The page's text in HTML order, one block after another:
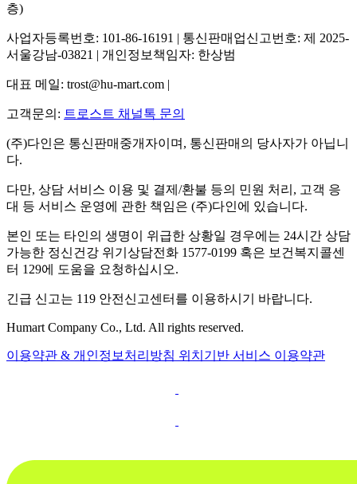
층)
사업자등록번호: 101-86-16191 | 통신판매업신고번호: 제 2025-
서울강남-03821 | 개인정보책임자: 한상범
대표 메일: trost@hu-mart.com |
고객문의: 트로스트 채널톡 문의
(주)다인은 통신판매중개자이며, 통신판매의 당사자가 아닙니
다.
다만, 상담 서비스 이용 및 결제/환불 등의 민원 처리, 고객 응
대 등 서비스 운영에 관한 책임은 (주)다인에 있습니다.
본인 또는 타인의 생명이 위급한 상황일 경우에는 24시간 상담
가능한 정신건강 위기상담전화 1577-0199 혹은 보건복지콜센
터 129에 도움을 요청하십시오.
긴급 신고는 119 안전신고센터를 이용하시기 바랍니다.
Humart Company Co., Ltd. All rights reserved.
이용약관 & 개인정보처리방침 위치기반 서비스 이용약관